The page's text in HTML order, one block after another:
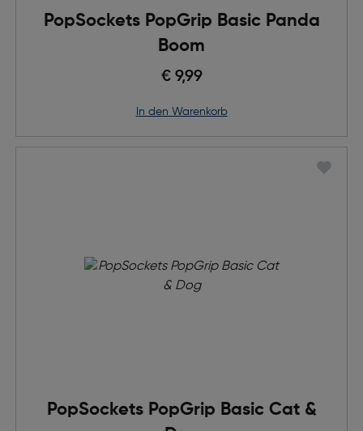
PopSockets PopGrip Basic Panda
Boom
€ 9,99
in den Warenkorb
PopSockets PopGrip Basic Cat &